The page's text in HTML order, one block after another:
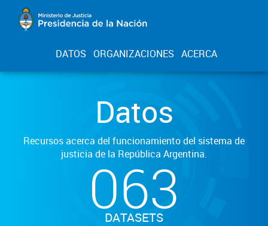
DATOS ORGANIZACIONES ACERCA
Datos
Recursos acerca del funcionamiento del sistema de
justicia de la República Argentina.
063
DATASETS